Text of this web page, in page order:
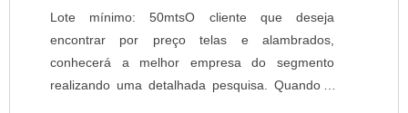
Lote mínimo: 50mtsO cliente que deseja
encontrar por preço telas e alambrados,
conhecerá a melhor empresa do segmento
realizando uma detalhada pesquisa. Quando o